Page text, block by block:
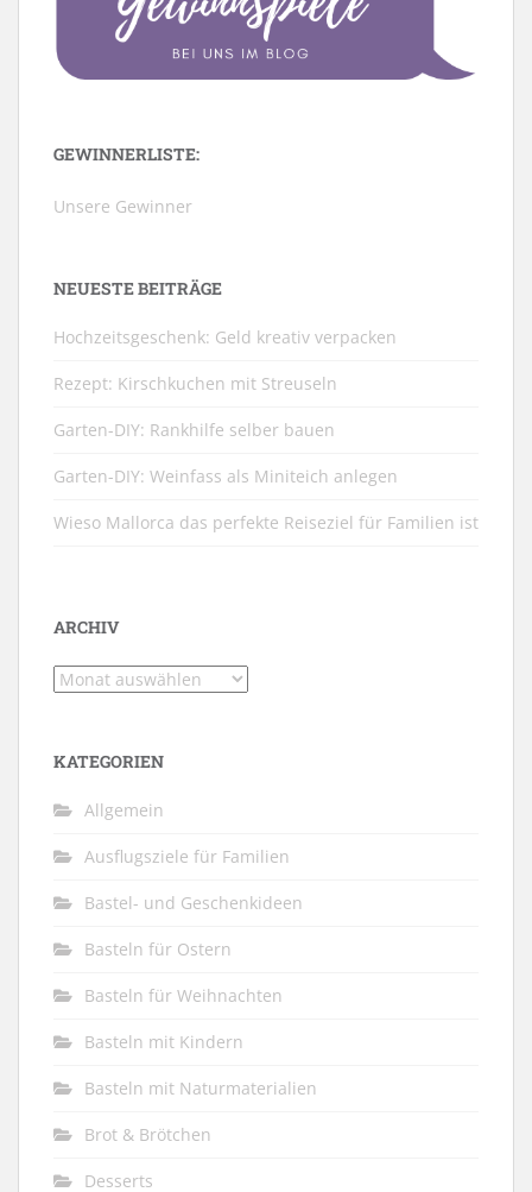
GEWINNERLISTE:
Unsere Gewinner
NEUESTE BEITRÄGE
Hochzeitsgeschenk: Geld kreativ verpacken
Rezept: Kirschkuchen mit Streuseln
Garten-DIY: Rankhilfe selber bauen
Garten-DIY: Weinfass als Miniteich anlegen
Wieso Mallorca das perfekte Reiseziel für Familien ist
ARCHIV
Archiv
KATEGORIEN
Allgemein
Ausflugsziele für Familien
Bastel- und Geschenkideen
Basteln für Ostern
Basteln für Weihnachten
Basteln mit Kindern
Basteln mit Naturmaterialien
Brot & Brötchen
Desserts